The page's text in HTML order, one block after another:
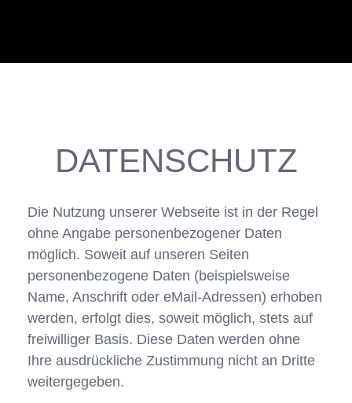
DATENSCHUTZ
Die Nutzung unserer Webseite ist in der Regel
ohne Angabe personenbezogener Daten
möglich. Soweit auf unseren Seiten
personenbezogene Daten (beispielsweise
Name, Anschrift oder eMail-Adressen) erhoben
werden, erfolgt dies, soweit möglich, stets auf
freiwilliger Basis. Diese Daten werden ohne
Ihre ausdrückliche Zustimmung nicht an Dritte
weitergegeben.